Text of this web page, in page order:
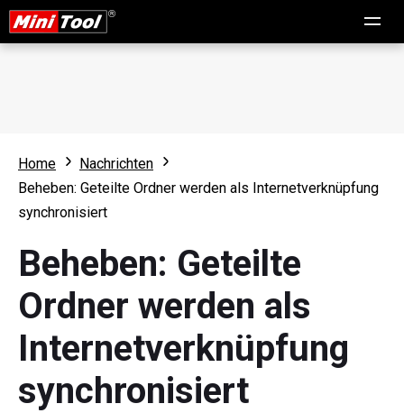
Home
Nachrichten
Beheben: Geteilte Ordner werden als Internetverknüpfung
synchronisiert
Beheben: Geteilte
Ordner werden als
Internetverknüpfung
synchronisiert